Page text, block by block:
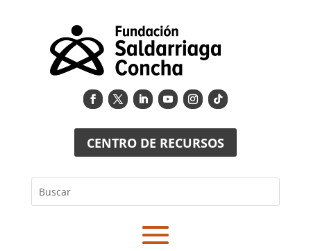
CENTRO DE RECURSOS
Buscar